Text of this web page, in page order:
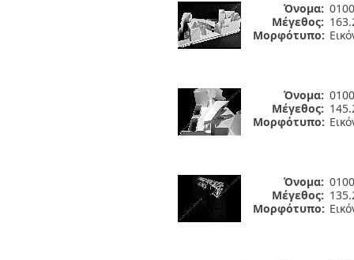
Όνομα:
Μέγεθος:
Μορφότυπο:
Όνομα:
Μέγεθος:
Μορφότυπο:
Όνομα:
Μέγεθος:
Μορφότυπο: